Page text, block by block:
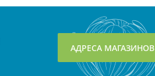
АДРЕСА МАГАЗИНОВ